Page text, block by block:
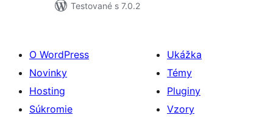
Testované s 7.0.2
O WordPress
Novinky
Hosting
Súkromie
Ukážka
Témy
Pluginy
Vzory